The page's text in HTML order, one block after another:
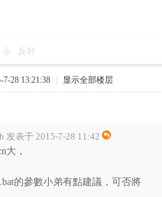
反对
28 13:21:38 显示全部楼层
发表于 2015-7-28 11:42
大，
的參數小弟有點建議，可否將